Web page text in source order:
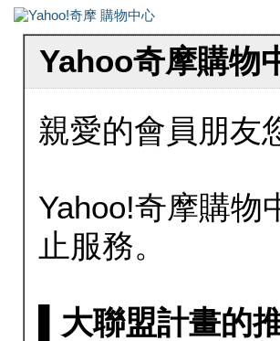
Yahoo奇摩購物
親愛的會員朋友
Yahoo!奇摩購物
止服務。
▌大聯盟計畫的